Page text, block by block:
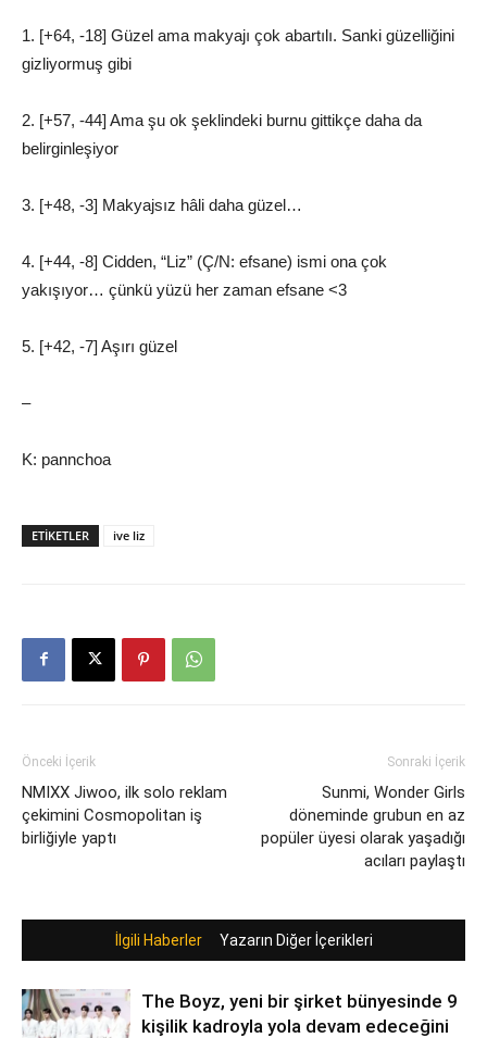
1. [+64, -18] Güzel ama makyajı çok abartılı. Sanki güzelliğini
gizliyormuş gibi
2. [+57, -44] Ama şu ok şeklindeki burnu gittikçe daha da
belirginleşiyor
3. [+48, -3] Makyajsız hâli daha güzel…
4. [+44, -8] Cidden, “Liz” (Ç/N: efsane) ismi ona çok
yakışıyor… çünkü yüzü her zaman efsane <3
5. [+42, -7] Aşırı güzel
–
K: pannchoa
ETIKETLER ive liz
Önceki İçerik
NMIXX Jiwoo, ilk solo reklam
çekimini Cosmopolitan iş
birliğiyle yaptı
Sonraki İçerik
Sunmi, Wonder Girls
döneminde grubun en az
popüler üyesi olarak yaşadığı
acıları paylaştı
İlgili Haberler Yazarın Diğer İçerikleri
The Boyz, yeni bir şirket bünyesinde 9
kişilik kadroyla yola devam edeceğini